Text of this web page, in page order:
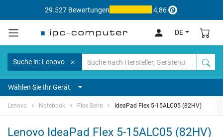
29.527 Bewertungen 4,86
DE
Suche in: Lenovo
Wählen Sie Ihr Gerät
Lenovo Notebook Flex Serie IdeaPad Flex 5-15ALC05 (82HV)
Lenovo IdeaPad Flex 5-15ALC05 (82HV)